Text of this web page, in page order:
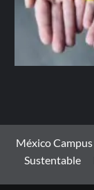
México Campus
Sustentable